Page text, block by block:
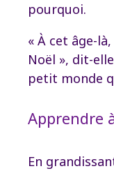
pourquoi.
« À cet âge-
Noël », dit-
petit monde
Apprendre
En